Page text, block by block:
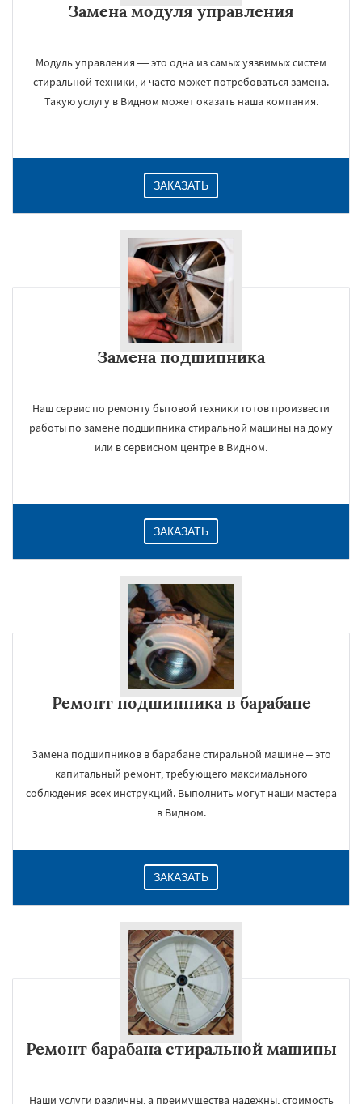
Замена модуля управления
Модуль управления — это одна из самых уязвимых систем
стиральной техники, и часто может потребоваться замена.
Такую услугу в Видном может оказать наша компания.
ЗАКАЗАТЬ
Замена подшипника
Наш сервис по ремонту бытовой техники готов произвести
работы по замене подшипника стиральной машины на дому
или в сервисном центре в Видном.
ЗАКАЗАТЬ
Ремонт подшипника в барабане
Замена подшипников в барабане стиральной машине – это
капитальный ремонт, требующего максимального
соблюдения всех инструкций. Выполнить могут наши мастера
в Видном.
ЗАКАЗАТЬ
Ремонт барабана стиральной машины
Наши услуги различны, а преимущества надежны, стоимость